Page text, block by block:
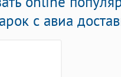
с авиа